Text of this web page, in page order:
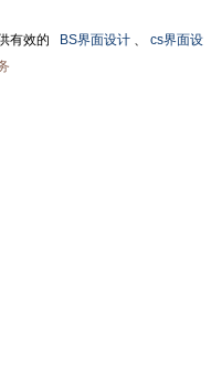
有效的 BS界面设计 、 cs界面设